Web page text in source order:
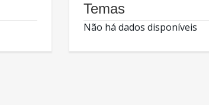
Temas
Não há dados disponíveis